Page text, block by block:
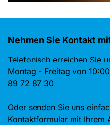
Nehmen Sie Kontakt
Telefonisch erreichen Sie
Montag - Freitag von
89 72 87 30
Oder senden Sie uns
Kontaktformular mit Ihrem